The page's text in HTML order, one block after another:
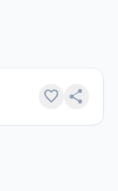
favorite share